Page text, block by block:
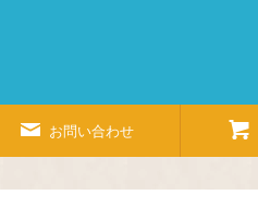
お問い合わせ